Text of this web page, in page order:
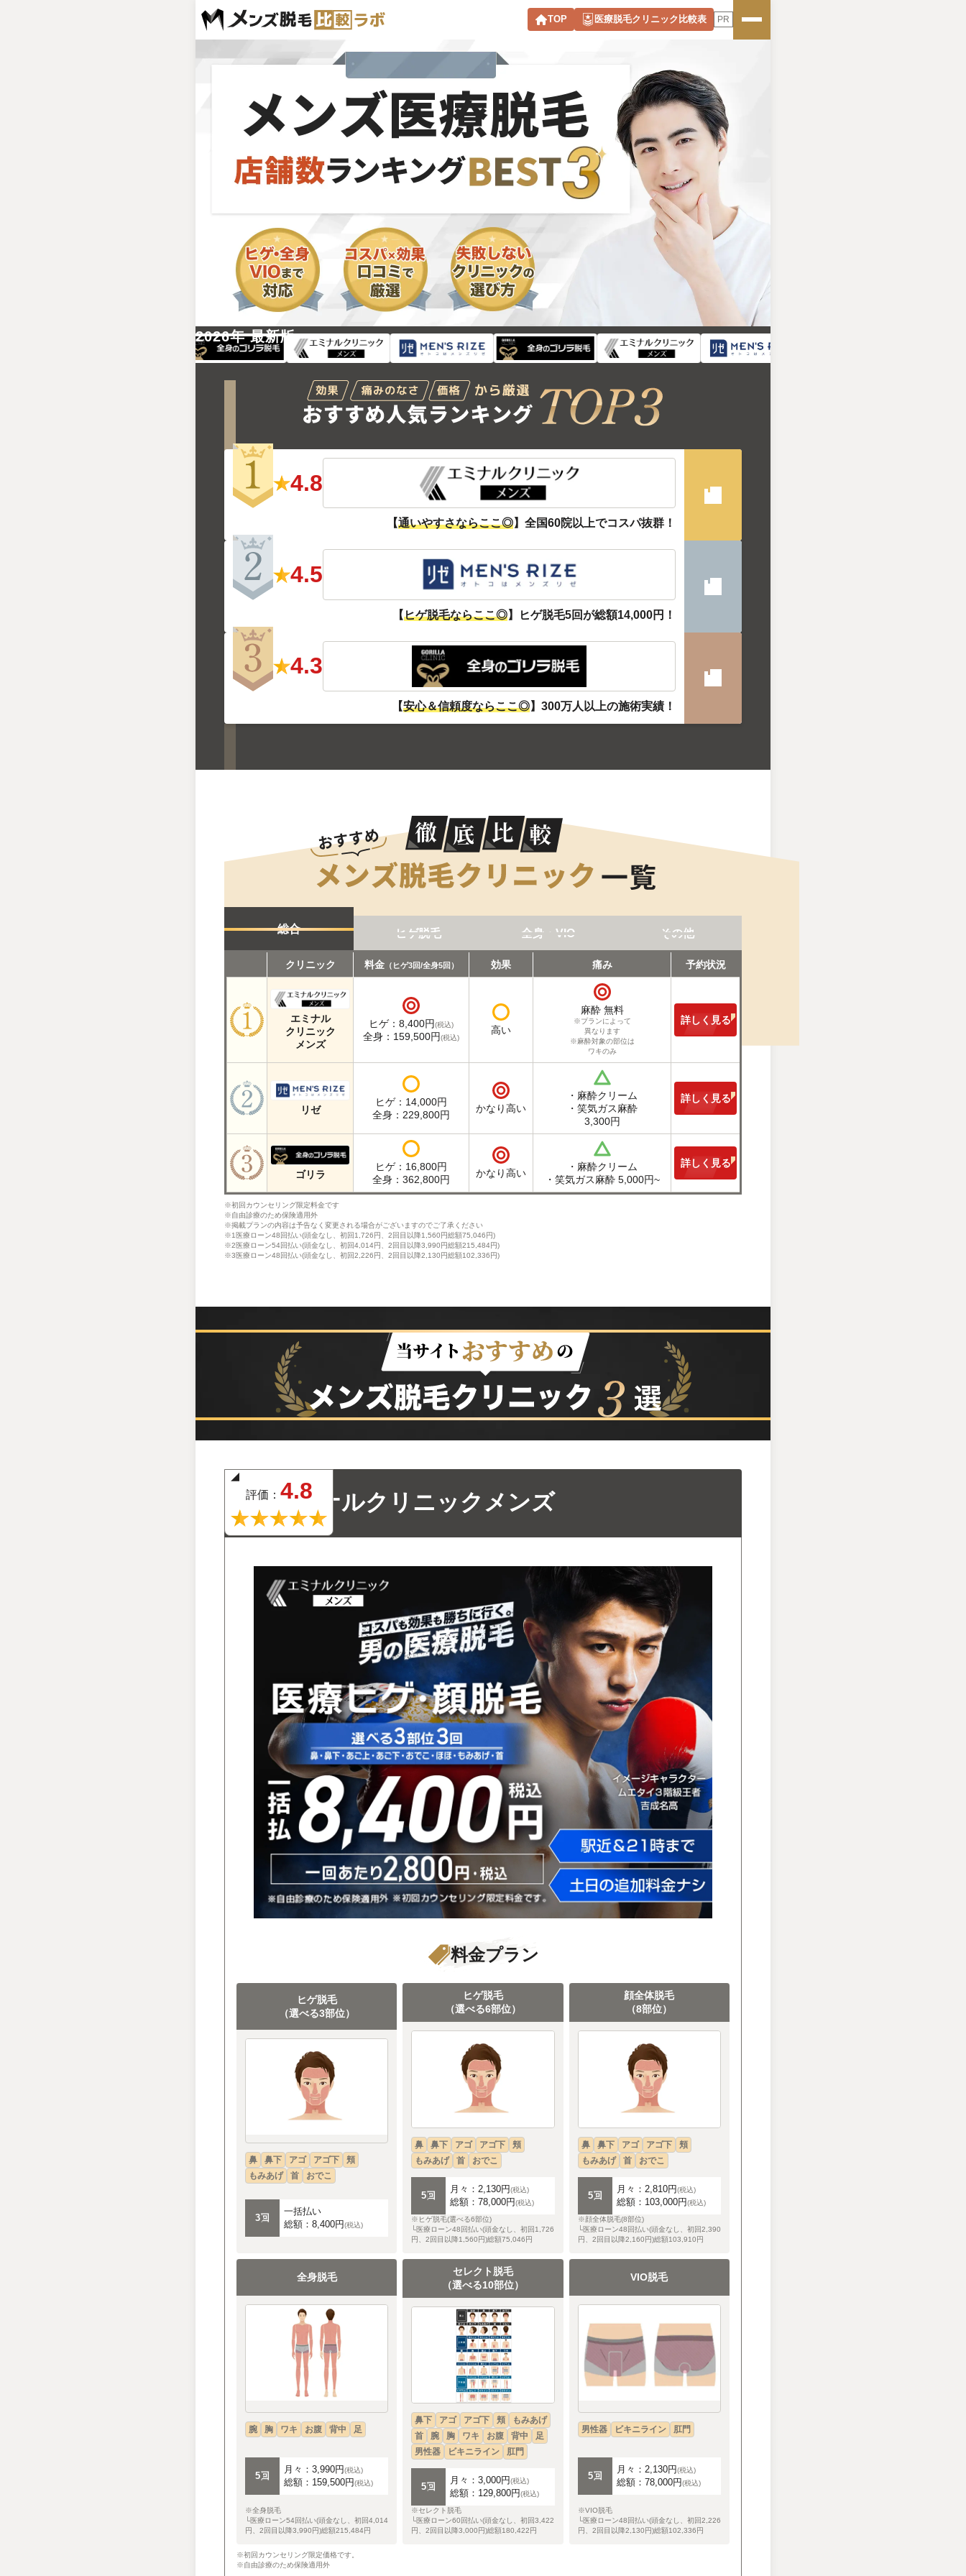
TOP 医療脱毛クリニック比較表 PR
2026年 最新版
4.8
【通いやすさならここ◎】全国60院以上でコスパ抜群！
4.5
【ヒゲ脱毛ならここ◎】ヒゲ脱毛5回が総額14,000円！
4.3
【安心＆信頼度ならここ◎】300万人以上の施術実績！
総合 ヒゲ脱毛 全身・VIO その他
クリニック 料金（ヒゲ3回/全身5回） 効果 痛み 予約状況
エミナル
クリニック
メンズ
ヒゲ：8,400円(税込)
全身：159,500円(税込)
高い
麻酔 無料
※プランによって
異なります
※麻酔対象の部位は
ワキのみ
詳しく 見る
リゼ
ヒゲ：14,000円
全身：229,800円
かなり高い
・麻酔クリーム
・笑気ガス麻酔
3,300円
詳しく 見る
ゴリラ
ヒゲ：16,800円
全身：362,800円
かなり高い
・麻酔クリーム
・笑気ガス麻酔 5,000円~
詳しく 見る
※初回カウンセリング限定料金です
※自由診療のため保険適用外
※掲載プランの内容は予告なく変更される場合がございますのでご了承ください
※1医療ローン48回払い(頭金なし、初回1,726円、2回目以降1,560円総額75,046円)
※2医療ローン54回払い(頭金なし、初回4,014円、2回目以降3,990円総額215,484円)
※3医療ローン48回払い(頭金なし、初回2,226円、2回目以降2,130円総額102,336円)
評価： 4.8
エミナルクリニックメンズ
料金プラン
ヒゲ脱毛
（選べる3部位）
鼻 鼻下 アゴ アゴ下
頬
もみあげ
首 おでこ
3回
一括払い
総額：8,400円(税込)
ヒゲ脱毛
（選べる6部位）
鼻 鼻下 アゴ アゴ下
頬
もみあげ
首 おでこ
5回
月々：2,130円(税込)
総額：78,000円(税込)
※ヒゲ脱毛(選べる6部位)
└医療ローン48回払い(頭金なし、初回1,726
円、2回目以降1,560円)総額75,046円
顔全体脱毛
（8部位）
鼻 鼻下 アゴ アゴ下
頬
もみあげ
首 おでこ
5回
月々：2,810円(税込)
総額：103,000円(税込)
※顔全体脱毛(8部位)
└医療ローン48回払い(頭金なし、初回2,390
円、2回目以降2,160円)総額103,910円
全身脱毛
腕 胸 ワキ お腹 背中 足
5回
月々：3,990円(税込)
総額：159,500円(税込)
※全身脱毛
└医療ローン54回払い(頭金なし、初回4,014
円、2回目以降3,990円)総額215,484円
セレクト脱毛
（選べる10部位）
鼻下 アゴ アゴ下 頬
もみあげ
首
腕 胸 ワキ お腹 背中
足
男性器
ビキニライン 肛門
5回
月々：3,000円(税込)
総額：129,800円(税込)
※セレクト脱毛
└医療ローン60回払い(頭金なし、初回3,422
円、2回目以降3,000円)総額180,422円
VIO脱毛
男性器 ビキニライン 肛門
5回
月々：2,130円(税込)
総額：78,000円(税込)
※VIO脱毛
└医療ローン48回払い(頭金なし、初回2,226
円、2回目以降2,130円)総額102,336円
※初回カウンセリング限定価格です。
※自由診療のため保険適用外